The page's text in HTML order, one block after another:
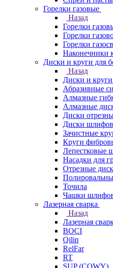
Горелки газовые
Назад
Горелки
Горелки
Горелки
Наконечники
Диски и круги для
Назад
Диски и
Абразивные
Алмазные
Алмазные
Диски
Диски
Зачистные
Круги
Лепестковые
Насадки для
Отрезные
Точила
Чашки
Лазерная сварка
Назад
Лазерная
BOCI
Qilin
RelFar
RT
SUP (CQWY)